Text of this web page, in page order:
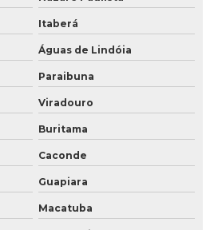
Itaberá
Águas de Lindóia
Paraibuna
Viradouro
Buritama
Caconde
Guapiara
Macatuba